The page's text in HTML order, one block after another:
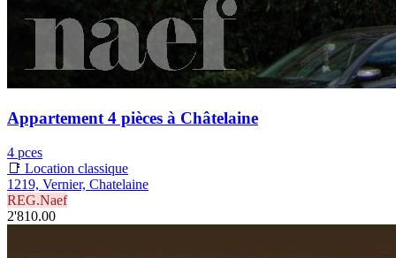
Appartement 4 pièces à Châtelaine
4 pces
📑 Location classique
1219, Vernier, Chatelaine
REG.Naef
2'810.00